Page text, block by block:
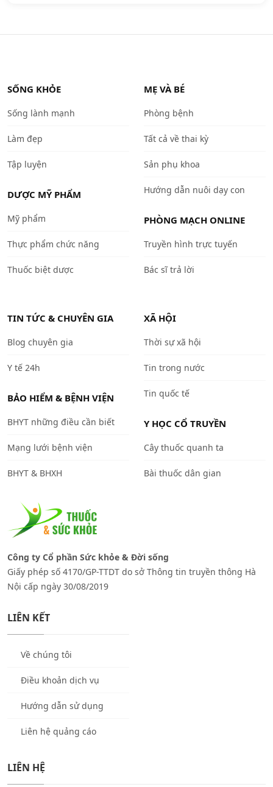
SỐNG KHỎE
Sống lành mạnh
Làm đẹp
Tập luyện
DƯỢC MỸ PHẨM
Mỹ phẩm
Thực phẩm chức năng
Thuốc biệt dược
MẸ VÀ BÉ
Phòng bệnh
Tất cả về thai kỳ
Sản phụ khoa
Hướng dẫn nuôi dạy con
PHÒNG MẠCH ONLINE
Truyền hình trực tuyến
Bác sĩ trả lời
TIN TỨC & CHUYÊN GIA
Blog chuyên gia
Y tế 24h
BẢO HIỂM & BỆNH VIỆN
BHYT những điều cần biết
Mạng lưới bệnh viện
BHYT & BHXH
XÃ HỘI
Thời sự xã hội
Tin trong nước
Tin quốc tế
Y HỌC CỔ TRUYỀN
Cây thuốc quanh ta
Bài thuốc dân gian
Công ty Cổ phần Sức khỏe & Đời sống
Giấy phép số 4170/GP-TTDT do sở Thông tin truyền thông Hà
Nội cấp ngày 30/08/2019
LIÊN KẾT
Về chúng tôi
Điều khoản dịch vụ
Hướng dẫn sử dụng
Liên hệ quảng cáo
LIÊN HỆ